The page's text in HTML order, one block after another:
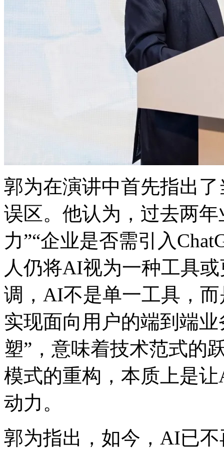
郭为在演讲中首先指出
误区。他认为，过去
力”“企业是否需引入
人仍将AI视为一种工具或
调，AI不是单一工具
实现面向用户的端到端
塑”，意味着技术范式的
模式的重构，本质上
动力。
郭为指出，如今，AI